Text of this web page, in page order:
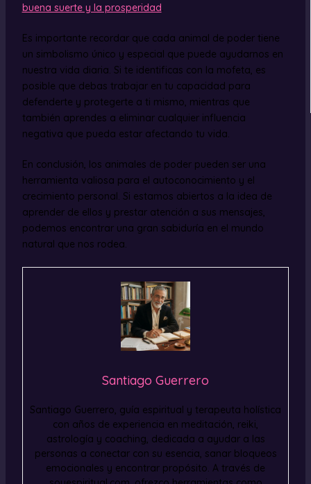
buena suerte y la prosperidad
Es importante recordar que cada animal de poder tiene
un simbolismo único y especial que puede ayudarnos en
nuestra vida diaria. Si te identificas con la mofeta, es
posible que debas trabajar en tu capacidad para
defenderte y protegerte a ti mismo, mientras que
también aprendes a eliminar cualquier influencia
negativa que pueda estar afectando tu vida.
En conclusión, los animales de poder pueden ser una
herramienta valiosa para el autoconocimiento y el
crecimiento personal. Si estamos abiertos a la idea de
aprender de ellos y prestar atención a sus mensajes,
podemos encontrar una gran sabiduría en el mundo
natural que nos rodea.
Santiago Guerrero
Santiago Guerrero, guía espiritual y terapeuta holística
con años de experiencia en meditación, reiki,
astrología y coaching, dedicada a ayudar a las
personas a conectar con su esencia, sanar bloqueos
emocionales y encontrar propósito. A través de